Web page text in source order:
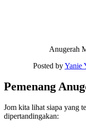
Anugerah
Posted byYanie
Pemenang
Jom kita lihat siapa yang
dipertandingakan: